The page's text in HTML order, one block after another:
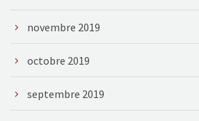
novembre 2019
octobre 2019
septembre 2019